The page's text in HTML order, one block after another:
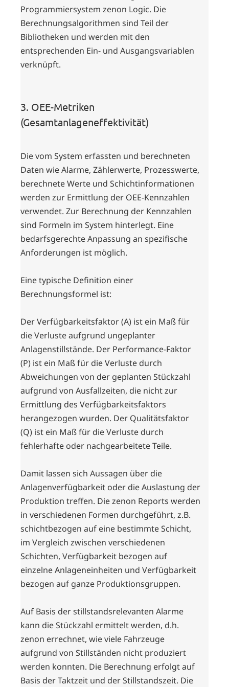
Programmiersystem zenon Logic. Die
Berechnungsalgorithmen sind Teil der
Bibliotheken und werden mit den
entsprechenden Ein- und Ausgangsvariablen
verknüpft.
3. OEE-Metriken
(Gesamtanlageneffektivität)
Die vom System erfassten und berechneten
Daten wie Alarme, Zählerwerte, Prozesswerte,
berechnete Werte und Schichtinformationen
werden zur Ermittlung der OEE-Kennzahlen
verwendet. Zur Berechnung der Kennzahlen
sind Formeln im System hinterlegt. Eine
bedarfsgerechte Anpassung an spezifische
Anforderungen ist möglich.
Eine typische Definition einer
Berechnungsformel ist:
Der Verfügbarkeitsfaktor (A) ist ein Maß für
die Verluste aufgrund ungeplanter
Anlagenstillstände. Der Performance-Faktor
(P) ist ein Maß für die Verluste durch
Abweichungen von der geplanten Stückzahl
aufgrund von Ausfallzeiten, die nicht zur
Ermittlung des Verfügbarkeitsfaktors
herangezogen wurden. Der Qualitätsfaktor
(Q) ist ein Maß für die Verluste durch
fehlerhafte oder nachgearbeitete Teile.
Damit lassen sich Aussagen über die
Anlagenverfügbarkeit oder die Auslastung der
Produktion treffen. Die zenon Reports werden
in verschiedenen Formen durchgeführt, z.B.
schichtbezogen auf eine bestimmte Schicht,
im Vergleich zwischen verschiedenen
Schichten, Verfügbarkeit bezogen auf
einzelne Anlageneinheiten und Verfügbarkeit
bezogen auf ganze Produktionsgruppen.
Auf Basis der stillstandsrelevanten Alarme
kann die Stückzahl ermittelt werden, d.h.
zenon errechnet, wie viele Fahrzeuge
aufgrund von Stillständen nicht produziert
werden konnten. Die Berechnung erfolgt auf
Basis der Taktzeit und der Stillstandszeit. Die